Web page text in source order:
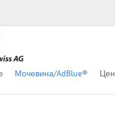
Мочевина/AdBlue®